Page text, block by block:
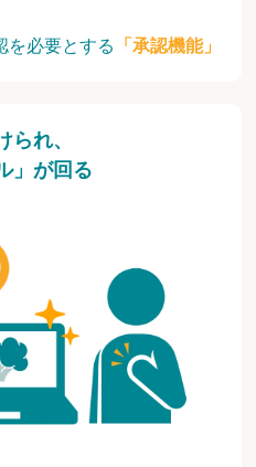
を必要とする
「承認機能」
られ、
」が回る